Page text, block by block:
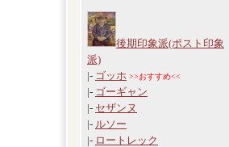
後期印象派(ポスト印象
派)
|- ゴッホ >>おすすめ<<
|- ゴーギャン
|- セザンヌ
|- ルソー
|- ロートレック